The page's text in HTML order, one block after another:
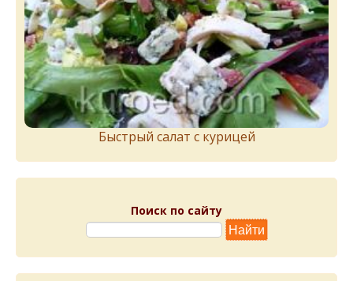
Быстрый салат с курицей
Поиск по сайту